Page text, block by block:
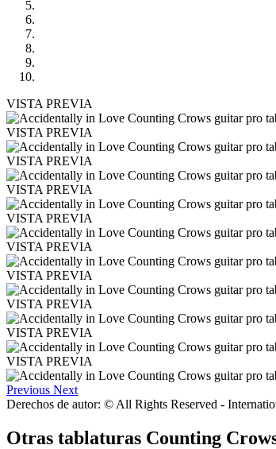
VISTA PREVIA
VISTA PREVIA
VISTA PREVIA
VISTA PREVIA
VISTA PREVIA
VISTA PREVIA
VISTA PREVIA
VISTA PREVIA
VISTA PREVIA
VISTA PREVIA
Previous Next
Derechos de autor: © All Rights Reserved -
Otras tablaturas Counting